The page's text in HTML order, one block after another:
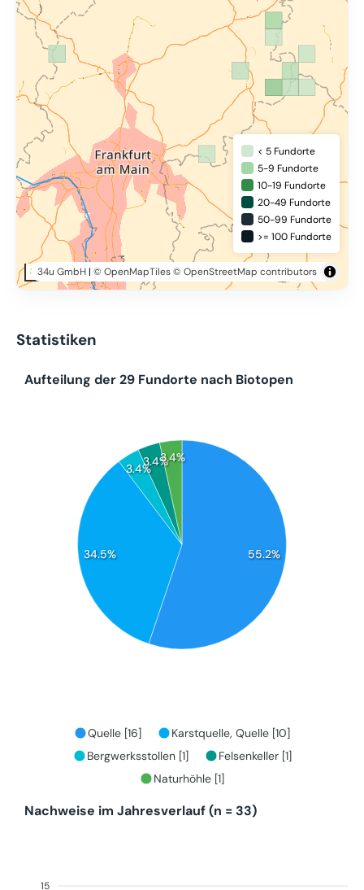
30 km
34u GmbH| © OpenMapTiles© OpenStreetMap contributors
< 5 Fundorte
5-9 Fundorte
10-19 Fundorte
20-49 Fundorte
50-99 Fundorte
>= 100 Fundorte
Statistiken
55.2%
34.5%
3.4%
3.4%3.4%
Aufteilung der 29 Fundorte nach Biotopen
Quelle [16]
Karstquelle, Quelle [10]
Bergwerksstollen [1]
Felsenkeller [1]
Naturhöhle [1]
Nachweise im Jahresverlauf (n = 33)
15